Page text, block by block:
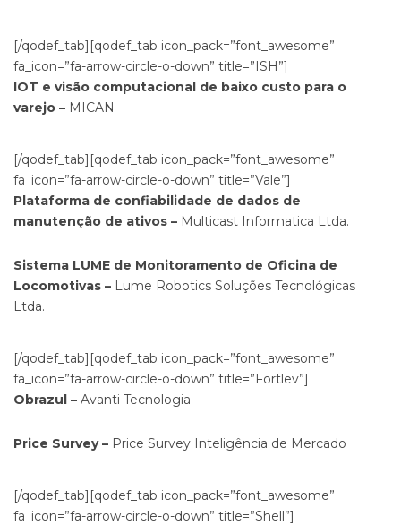
[/qodef_tab][qodef_tab icon_pack=”font_awesome”
fa_icon=”fa-arrow-circle-o-down” title=”ISH”]
IOT e visão computacional de baixo custo para o
varejo – MICAN
[/qodef_tab][qodef_tab icon_pack=”font_awesome”
fa_icon=”fa-arrow-circle-o-down” title=”Vale”]
Plataforma de confiabilidade de dados de
manutenção de ativos – Multicast Informatica Ltda.
Sistema LUME de Monitoramento de Oficina de
Locomotivas – Lume Robotics Soluções Tecnológicas
Ltda.
[/qodef_tab][qodef_tab icon_pack=”font_awesome”
fa_icon=”fa-arrow-circle-o-down” title=”Fortlev”]
Obrazul – Avanti Tecnologia
Price Survey – Price Survey Inteligência de Mercado
[/qodef_tab][qodef_tab icon_pack=”font_awesome”
fa_icon=”fa-arrow-circle-o-down” title=”Shell”]